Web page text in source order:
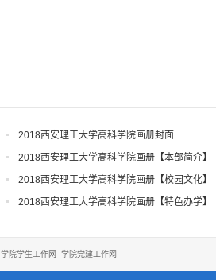
2018西安理工大学高科学院画册封面
2018西安理工大学高科学院画册【本部简介】
2018西安理工大学高科学院画册【校园文化】
2018西安理工大学高科学院画册【特色办学】
学院学生工作网 学院党建工作网